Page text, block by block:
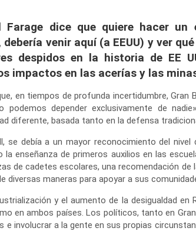
Farage dice que quiere hacer
venir aquí (a EEUU) y ver
despidos en la historia de EE
impactos en las acerías y las
en tiempos de profunda incertidumbre,
podemos depender exclusivamente de
diferente, basada tanto en la defensa
se debía a un mayor reconocimiento del
la enseñanza de primeros auxilios en las
de cadetes escolares, una recomendación de
diversas maneras para apoyar a sus
y el aumento de la desigualdad en
en ambos países. Los políticos, tanto en
e involucrar a la gente en sus propias